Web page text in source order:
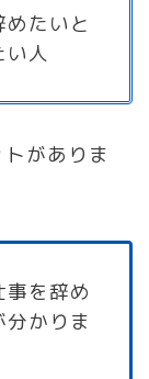
たいと
人
がありま
を辞め
かりま